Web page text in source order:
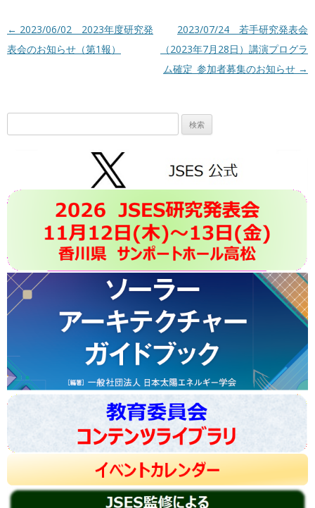
投稿ナビゲーション
← 2023/06/02 2023年度研究発
表会のお知らせ（第1報）
2023/07/24 若手研究発表会
（2023年7月28日）講演プログラ
ム確定_参加者募集のお知らせ →
索: